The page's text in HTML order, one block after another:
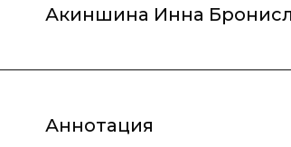
Акиншина Инна
Аннотация